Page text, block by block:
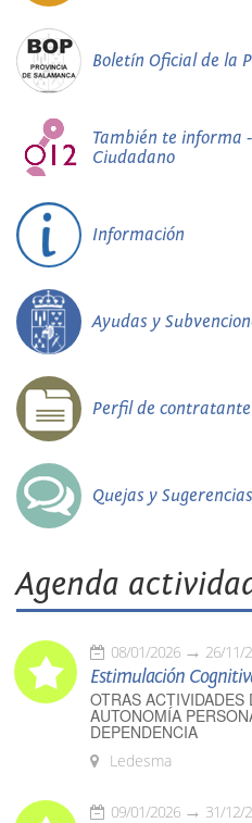
Boletín Oficial de la
También te informa
Ciudadano
Información
Ayudas y
Perfil de contratante
Quejas y Sugerencias
Agenda
08/01/2026 26/11/
Estimulación
OTRAS
AUTONOMÍA
DEPENDENCIA
Ledesma
09/01/2026 31/12/